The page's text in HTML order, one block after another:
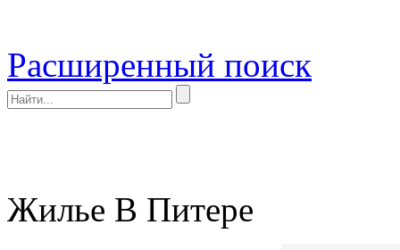
Расширенный поиск
Жилье В Питере